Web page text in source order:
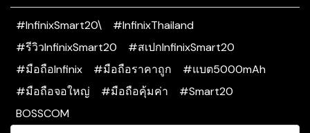
#InfinixSmart20\
#InfinixThailand
#รีวิวInfinixSmart20
#สเปกInfinixSmart20
#มือถือInfinix
#มือถือราคาถูก
#แบต5000mAh
#มือถือจอใหญ่
#มือถือคุ้มค่า
#Smart20
BOSSCOM